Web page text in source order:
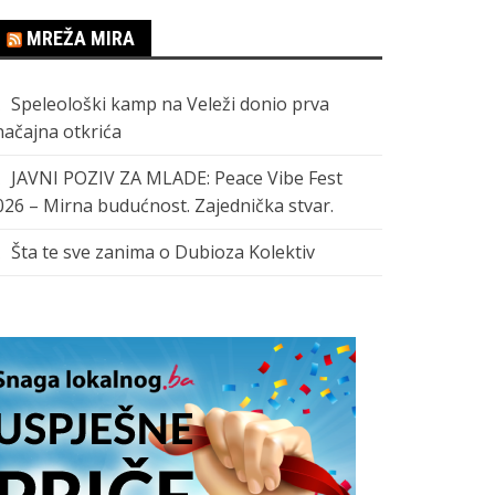
MREŽA MIRA
Speleološki kamp na Veleži donio prva
otkrića
JAVNI POZIV ZA MLADE: Peace Vibe Fest
– Mirna budućnost. Zajednička stvar.
Šta te sve zanima o Dubioza Kolektiv